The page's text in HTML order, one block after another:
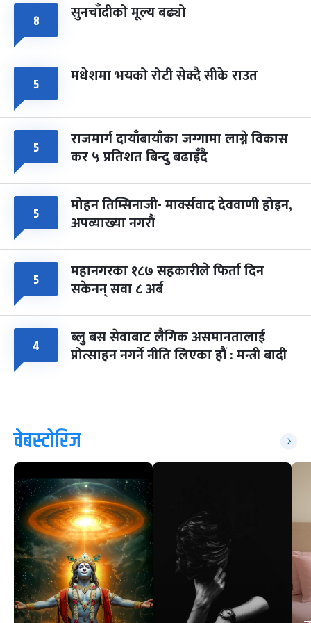
८ सुनचाँदीको मूल्य बढ्यो
५ मधेशमा भयको रोटी सेक्दै सीके राउत
५ राजमार्ग दायाँबायाँका जग्गामा लाग्ने विकास
कर ५ प्रतिशत बिन्दु बढाइँदै
५ मोहन तिम्सिनाजी- मार्क्सवाद देववाणी होइन,
अपव्याख्या नगरौं
५ महानगरका १८७ सहकारीले फिर्ता दिन
सकेनन् सवा ८ अर्ब
४ ब्लु बस सेवाबाट लैंगिक असमानतालाई
प्रोत्साहन नगर्ने नीति लिएका हौं : मन्त्री बादी
वेबस्टोरिज